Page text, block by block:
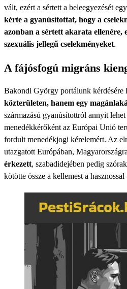
vált, ezért a sértett a beleegyezését
kérte a gyanúsítottat, hogy a
azonban a sértett akarata ellenére,
szexuális jellegű cselekményeket.
A fájósfogú migráns
Bakondi György portálunk kérdésére
közterületen, hanem egy
származású gyanúsítottról annyit
menedékkérőként az Európai Unió
fordult menedékjogi kérelemért. Az
utazgatott Európában,
érkezett, szabadidejében pedig
kötötte össze a kellemest a